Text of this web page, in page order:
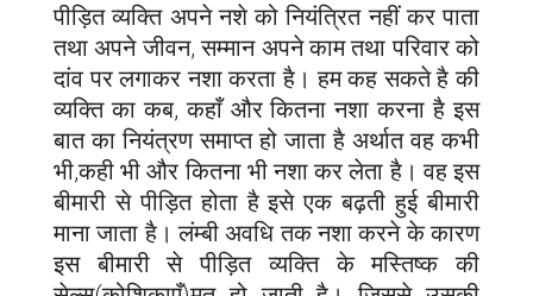
पीड़ित व्यक्ति अपने नशे को नियंत्रित नहीं कर पाता
तथा अपने जीवन, सम्मान अपने काम तथा परिवार को
दांव पर लगाकर नशा करता है। हम कह सकते है की
व्यक्ति का कब, कहाँ और कितना नशा करना है इस
बात का नियंत्रण समाप्त हो जाता है अर्थात वह कभी
भी,कही भी और कितना भी नशा कर लेता है। वह इस
बीमारी से पीड़ित होता है इसे एक बढ़ती हुई बीमारी
माना जाता है। लंम्बी अवधि तक नशा करने के कारण
इस बीमारी से पीड़ित व्यक्ति के मस्तिष्क की